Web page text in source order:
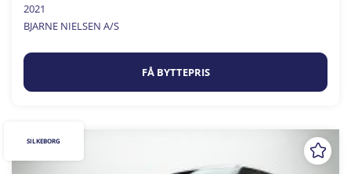
2021
BJARNE NIELSEN A/S
FÅ BYTTEPRIS
SILKEBORG